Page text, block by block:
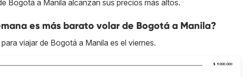
Bogotá a Manila alcanzan sus precios más altos.
es más barato volar de Bogotá a Manila?
viajar de Bogotá a Manila es el viernes.
$ 9.000.000